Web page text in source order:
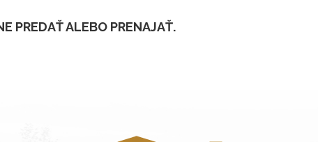
PREDAŤ ALEBO PRENAJAŤ.